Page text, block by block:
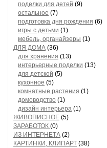
поделки для детей (9)
остальное (7)
подготовка дня рождения (6)
игры с детьми (1)
мебель, органайзеры (1)
ДЛЯ ДОМА (36)
для хранения (13)
интерьерные поделки (13)
для детской (5)
кухонное (5)
комнатные растения (1)
домоводство (1)
дизайн интерьера (1)
ЖИВОПИСНОЕ (5)
ЗАРАБОТОК (0)
ИЗ ИНТЕРНЕТА (2)
КАРТИНКИ, КЛИПАРТ (38)